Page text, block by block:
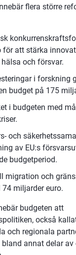
flera större
för att stärka
och försvar.
i forskning
budget på 175
i budgeten med
och
av EU:s
budgetperiod.
migration och
miljarder euro.
budgeten att
också
och regionala
annat delar av